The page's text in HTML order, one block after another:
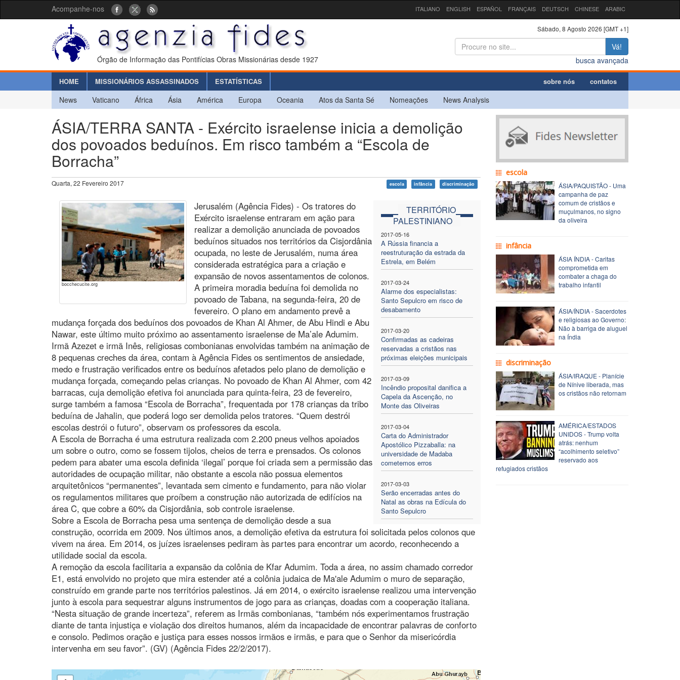
Acompanhe-nos ITALIANO ENGLISH ESPAÑOL FRANÇAIS DEUTSCH CHINESE ARABIC
Órgão de Informação das Pontifícias Obras Missionárias desde 1927
Sábado, 8 Agosto 2026 [GMT +1]
Vá!
busca avançada
HOME MISSIONÁRIOS ASSASSINADOS ESTATÍSTICAS sobre nós contatos
News Vaticano África Ásia América Europa Oceania Atos da Santa Sé Nomeações News Analysis
ÁSIA/TERRA SANTA - Exército israelense inicia a demolição
dos povoados beduínos. Em risco também a “Escola de
Borracha”
Quarta, 22 Fevereiro 2017 escola infância discriminação
bocchecucite.org
TERRITÓRIO
PALESTINIANO
2017-05-16
A Rússia financia a
reestruturação da estrada da
Estrela, em Belém
2017-03-24
Alarme dos especialistas:
Santo Sepulcro em risco de
desabamento
2017-03-20
Confirmadas as cadeiras
reservadas a cristãos nas
próximas eleições municipais
2017-03-09
Incêndio proposital danifica a
Capela da Ascenção, no
Monte das Oliveiras
2017-03-04
Carta do Administrador
Apostólico Pizzaballa: na
universidade de Madaba
cometemos erros
2017-03-03
Serão encerradas antes do
Natal as obras na Edícula do
Santo Sepulcro
Jerusalém (Agência Fides) - Os tratores do
Exército israelense entraram em ação para
realizar a demolição anunciada de povoados
beduínos situados nos territórios da Cisjordânia
ocupada, no leste de Jerusalém, numa área
considerada estratégica para a criação e
expansão de novos assentamentos de colonos.
A primeira moradia beduína foi demolida no
povoado de Tabana, na segunda-feira, 20 de
fevereiro. O plano em andamento prevê a
mudança forçada dos beduínos dos povoados de Khan Al Ahmer, de Abu Hindi e Abu
Nawar, este último muito próximo ao assentamento israelense de Ma’ale Adumim.
Irmã Azezet e irmã Inês, religiosas combonianas envolvidas também na animação de
8 pequenas creches da área, contam à Agência Fides os sentimentos de ansiedade,
medo e frustração verificados entre os beduínos afetados pelo plano de demolição e
mudança forçada, começando pelas crianças. No povoado de Khan Al Ahmer, com 42
barracas, cuja demolição efetiva foi anunciada para quinta-feira, 23 de fevereiro,
surge também a famosa “Escola de Borracha”, frequentada por 178 crianças da tribo
beduína de Jahalin, que poderá logo ser demolida pelos tratores. “Quem destrói
escolas destrói o futuro”, observam os professores da escola.
A Escola de Borracha é uma estrutura realizada com 2.200 pneus velhos apoiados
um sobre o outro, como se fossem tijolos, cheios de terra e prensados. Os colonos
pedem para abater uma escola definida ‘ilegal’ porque foi criada sem a permissão das
autoridades de ocupação militar, não obstante a escola não possua elementos
arquitetônicos “permanentes”, levantada sem cimento e fundamento, para não violar
os regulamentos militares que proíbem a construção não autorizada de edifícios na
área C, que cobre a 60% da Cisjordânia, sob controle israelense.
Sobre a Escola de Borracha pesa uma sentença de demolição desde a sua
construção, ocorrida em 2009. Nos últimos anos, a demolição efetiva da estrutura foi solicitada pelos colonos que
vivem na área. Em 2014, os juízes israelenses pediram às partes para encontrar um acordo, reconhecendo a
utilidade social da escola.
A remoção da escola facilitaria a expansão da colônia de Kfar Adumim. Toda a área, no assim chamado corredor
E1, está envolvido no projeto que mira estender até a colônia judaica de Ma'ale Adumim o muro de separação,
construído em grande parte nos territórios palestinos. Já em 2014, o exército israelense realizou uma intervenção
junto à escola para sequestrar alguns instrumentos de jogo para as crianças, doadas com a cooperação italiana.
“Nesta situação de grande incerteza”, referem as Irmãs combonianas, “também nós experimentamos frustração
diante de tanta injustiça e violação dos direitos humanos, além da incapacidade de encontrar palavras de conforto
e consolo. Pedimos oração e justiça para esses nossos irmãos e irmãs, e para que o Senhor da misericórdia
intervenha em seu favor”. (GV) (Agência Fides 22/2/2017).
escola
ÁSIA/PAQUISTÃO - Uma
campanha de paz
comum de cristãos e
muçulmanos, no signo
da oliveira
infância
ÁSIA ÍNDIA - Caritas
comprometida em
combater a chaga do
trabalho infantil
ÁSIA/ÍNDIA - Sacerdotes
e religiosas ao Governo:
Não à barriga de aluguel
na Índia
discriminação
ÁSIA/IRAQUE - Planície
de Nínive liberada, mas
os cristãos não retornam
AMÉRICA/ESTADOS
UNIDOS - Trump volta
atrás: nenhum
“acolhimento seletivo”
reservado aos
refugiados cristãos